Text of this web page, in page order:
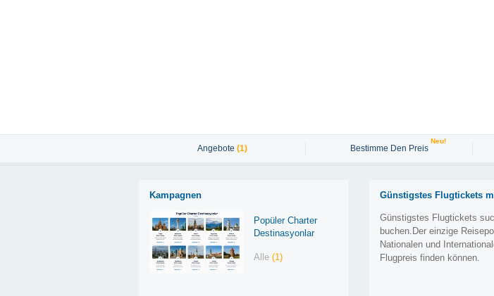
Angebote (1) Bestimme Den Preis
Neu!
Kampagnen
Popüler Charter
Destinasyonlar
Alle(1)
Günstigstes Flugtickets
Günstigstes Flugtickets
buchen.Der einzige
Nationalen und
Flugpreis finden können.